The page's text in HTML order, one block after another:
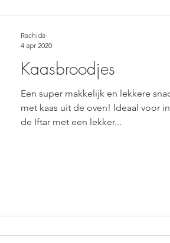
Kaasbroodjes
Een super makkelijk en lekkere
met kaas uit de oven! Ideaal voor
de Iftar met een lekker...
Rachida
4 apr 2020